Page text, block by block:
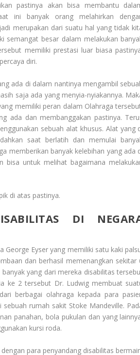
pastinya akan bisa membantu
ini banyak orang melahirkan
merupakan dari suatu hal yang tidak
semangat besar dalam melakukan
memiliki prestasi luar biasa
diri.
ada di dalam nantinya mengambil
saja ada yang menyia-nyiakannya.
memiliki peran dalam Olahraga
ada dan membanggakan pastinya.
sebuah alat khusus. Alat yang
saat berlatih dan memulai
memberikan banyak kelebihan yang ada
bisa untuk melihat bagaimana
di atas pastinya.
DI
Eyser yang memiliki satu kaki
dan berhasil memenangkan sekitar
yang dari mereka disabilitas
ke 2 tersebut Dr. Ludwig membuat
berbagai olahraga kepada para
rumah sakit Stoke Mandeville.
panahan, bola pukulan dan yang
kursi roda.
para penyandang disabilitas